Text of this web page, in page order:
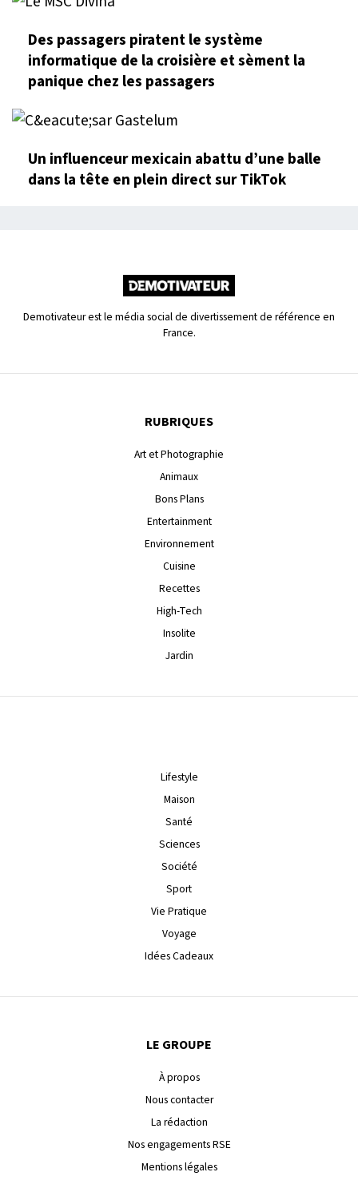
Des passagers piratent le système
informatique de la croisière et sèment la
panique chez les passagers
Un influenceur mexicain abattu d’une balle
dans la tête en plein direct sur TikTok
Demotivateur est le média social de divertissement de référence en
France.
RUBRIQUES
Art et Photographie
Animaux
Bons Plans
Entertainment
Environnement
Cuisine
Recettes
High-Tech
Insolite
Jardin
Lifestyle
Maison
Santé
Sciences
Société
Sport
Vie Pratique
Voyage
Idées Cadeaux
LE GROUPE
À propos
Nous contacter
La rédaction
Nos engagements RSE
Mentions légales